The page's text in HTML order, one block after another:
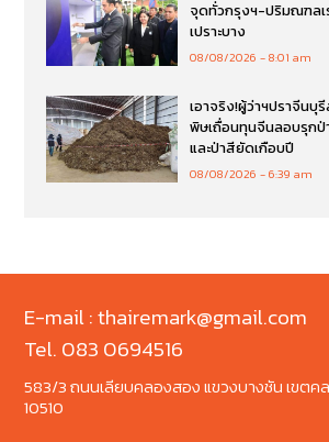
จุดทั่วกรุงฯ-ปริมณฑล
เปราะบาง
08/08/2026 8:01 am
เอาจริง!ผู้ว่าฯปราจีนบุ
พิษเถื่อนทุนจีนลอบรุกป่
และป่าสียัดเกือบปี
08/08/2026 6:39 am
E-mail : thairemark@gmail.com
Tel. 083 0694516
583/3 ถนนเลียบคลองสอง แขวงบางชัน เขตค
10510